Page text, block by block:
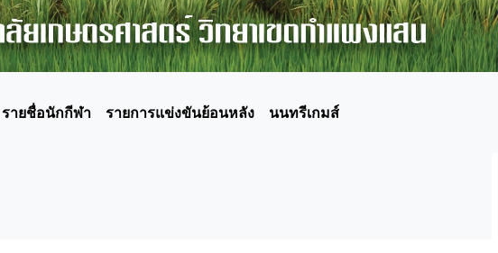
รายชื่อนักกีฬา รายการแข่งขันย้อนหลัง นนทรีเกมส์